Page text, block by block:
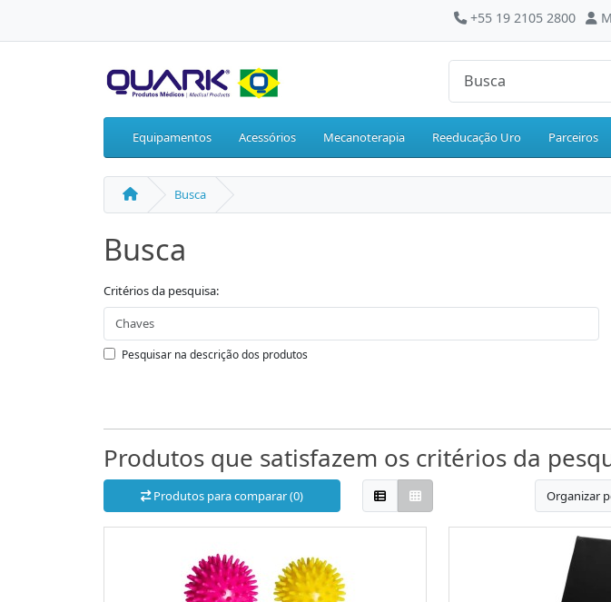
+55 19 2105 2800
Equipamentos Acessórios Mecanoterapia Reeducação Uro Parceiros
Busca
Busca
Critérios da pesquisa:
Pesquisar na descrição dos produtos
Produtos que satisfazem os critérios da
Produtos para comparar (0) Organizar